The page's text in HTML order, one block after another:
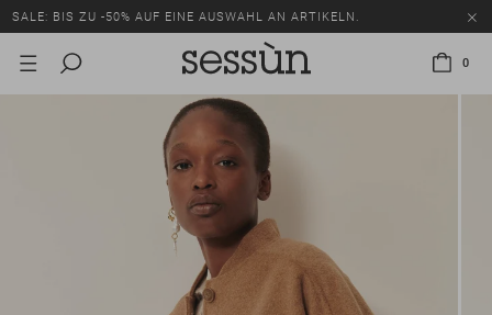
SALE: BIS ZU -50% AUF EINE AUSWAHL AN ARTIKELN.
0